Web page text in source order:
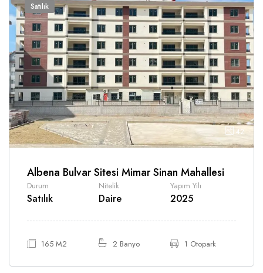
Satılık
42
Albena Bulvar Sitesi Mimar Sinan Mahallesi
Durum
Satılık
Nitelik
Daire
Yapım Yılı
2025
165 M2 2 Banyo 1 Otopark